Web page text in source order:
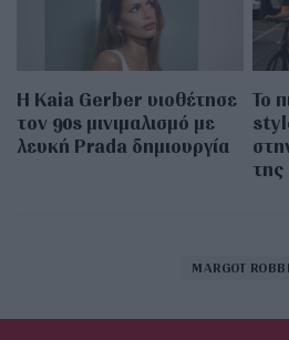
Η Kaia Gerber υιοθέτησε
τον 90s μινιμαλισμό με
λευκή Prada δημιουργία
Το
της
MARGOT